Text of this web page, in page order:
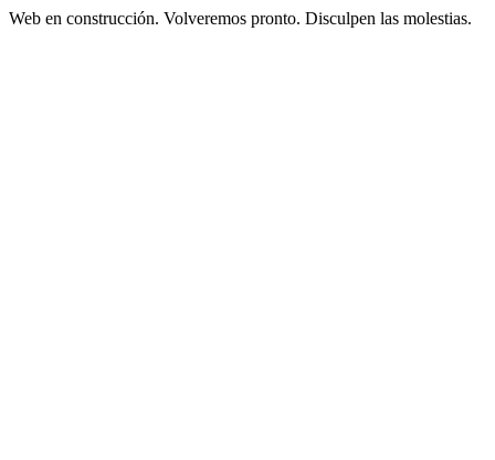
Web en construcción. Volveremos pronto. Disculpen las molestias.